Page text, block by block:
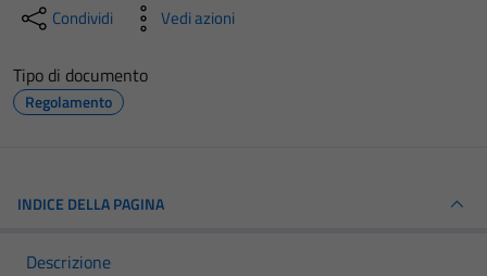
Condividi Vedi azioni
Tipo di documento
Regolamento
INDICE DELLA PAGINA
Descrizione